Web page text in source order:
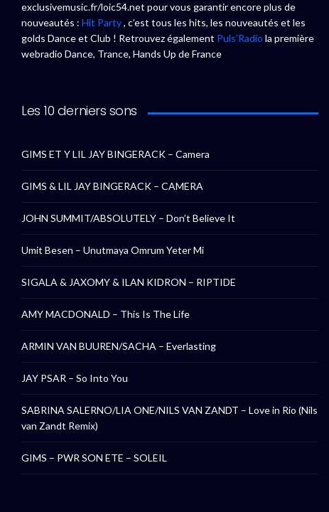
exclusivemusic.fr/loic54.net pour vous garantir encore plus de
nouveautés : Hit Party, c’est tous les hits, les nouveautés et les
golds Dance et Club ! Retrouvez également Puls’Radio la première
webradio Dance, Trance, Hands Up de France
Les 10 derniers sons
GIMS ET Y LIL JAY BINGERACK – Camera
GIMS & LIL JAY BINGERACK – CAMERA
JOHN SUMMIT/ABSOLUTELY – Don’t Believe It
Umit Besen – Unutmaya Omrum Yeter Mi
SIGALA & JAXOMY & ILAN KIDRON – RIPTIDE
AMY MACDONALD – This Is The Life
ARMIN VAN BUUREN/SACHA – Everlasting
JAY PSAR – So Into You
SABRINA SALERNO/LIA ONE/NILS VAN ZANDT – Love in Rio (Nils
van Zandt Remix)
GIMS – PWR SON ETE – SOLEIL